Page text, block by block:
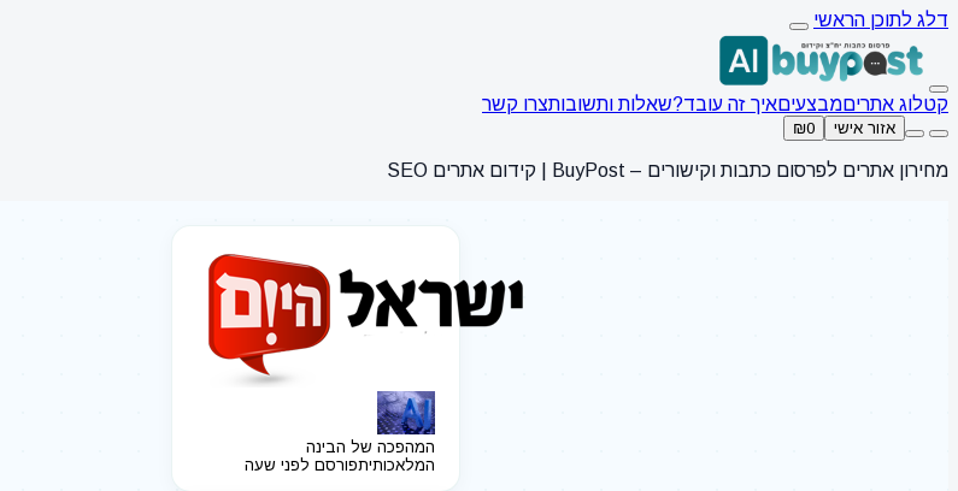
דלג לתוכן הראשי
קטלוג אתריםמבצעיםאיך זה עובד?שאלות ותשובותצרו קשר
אזור אישי ₪0
מחירון אתרים לפרסום כתבות וקישורים – BuyPost | קידום אתרים SEO
המהפכה של הבינה
המלאכותיתפורסם לפני שעה